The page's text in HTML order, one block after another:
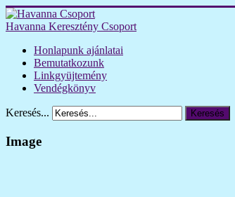
Havanna Keresztény Csoport
Honlapunk ajánlatai
Bemutatkozunk
Linkgyüjtemény
Vendégkönyv
Keresés... Keresés
Image